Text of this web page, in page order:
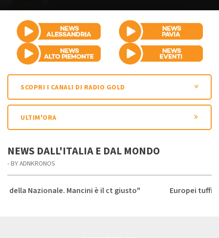
SCOPRI I CANALI DI RADIO GOLD
ULTIM'ORA
NEWS DALL'ITALIA E DAL MONDO
- BY ADNKRONOS
Mancini è il ct giusto" Europei tuffi, Cosetti da